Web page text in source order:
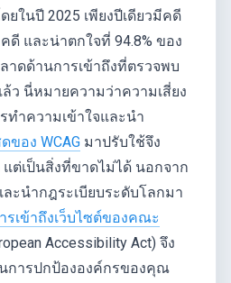
ยในปี 2025 เพียงปีเดียวมีคดี
ดี และน่าตกใจที่ 94.8% ของ
าดด้านการเข้าถึงที่ตรวจพบ
ว นี่หมายความว่าความเสี่ยง
ทำความเข้าใจและนำ
ของ WCAG มาปรับใช้จึง
ต่เป็นสิ่งที่ขาดไม่ได้ นอกจาก
ะนำกฎระเบียบระดับโลกมา
รเข้าถึงเว็บไซต์ของคณะ
Accessibility Act) จึง
นการปกป้ององค์กรของคุณ